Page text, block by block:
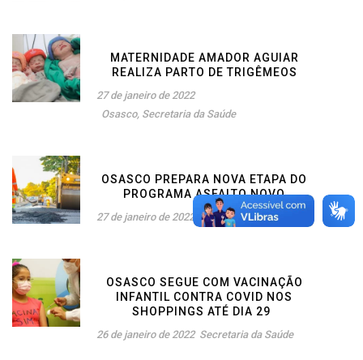
MATERNIDADE AMADOR AGUIAR
REALIZA PARTO DE TRIGÊMEOS
27 de janeiro de 2022
Osasco, Secretaria da Saúde
OSASCO PREPARA NOVA ETAPA DO
PROGRAMA ASFALTO NOVO
27 de janeiro de 2022 Serviços e Obras
OSASCO SEGUE COM VACINAÇÃO
INFANTIL CONTRA COVID NOS
SHOPPINGS ATÉ DIA 29
26 de janeiro de 2022 Secretaria da Saúde